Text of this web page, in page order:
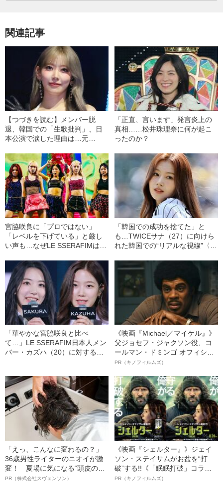
関連記事
【つづきを読む】メンバー脱
退、韓国での「生歌批判」、日
本公演で涙した理由は…元
良（28）がトップアイドルにな
るまで
「正直、言います」発言炎上の
真相……松井珠理奈に何が起こ
ったのか？
宮脇咲良に「プロではない」
「レベルを下げている」と厳し
い声も…なぜLE SSERAFIMは韓
か〈現地記者が解説〉
「韓国での成功を捨てた」と
も…TWICEサナ（27）に向けら
れた韓国での“リアルな視線”〈現
「華やかな宮脇咲良と比べ
て…」LE SSERAFIM日本人メン
バー・カズハ（20）に対する、
《映画『Michael／マイケル』》
父ジョセフ・ジャクソン役、コ
ールマン・ドミンゴ オフィシャ
ルインタビュー“観客を魅了した
語る”《日本興収70億円突破》
PR（キノフィルムズ）
「えっ、こんなに変わるの？」
36歳男性ライターのニオイが激
変！ 夏場に気になる“頭皮のニ
オイ”や“ベタつき”を解消す
PR（株式会社スヴェンソン）
《映画『シェルター』》ジェイ
ソン・ステイサムがお盆を“打
破”する!!《「眠眠打破」コラ
ボ》
PR（キノフィルムズ）